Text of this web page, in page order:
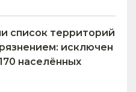
список территорий
исключен
населённых